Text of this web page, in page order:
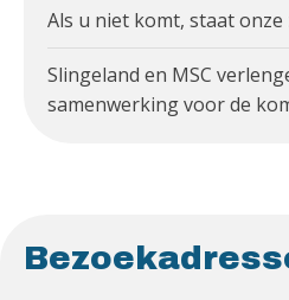
Als u niet komt, staat
Slingeland en MSC
samenwerking voor de